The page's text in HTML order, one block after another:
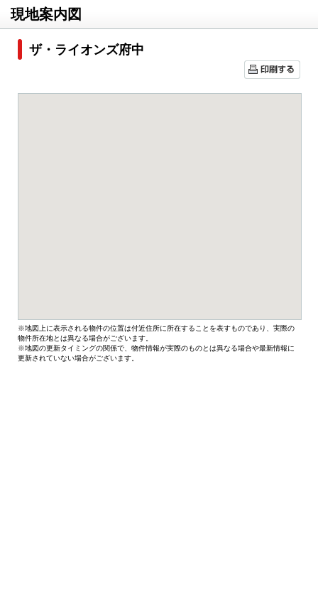
現地案内図
ザ・ライオンズ府中
※地図上に表示される物件の位置は付近住所に所在することを表すものであり、実際の
物件所在地とは異なる場合がございます。
※地図の更新タイミングの関係で、物件情報が実際のものとは異なる場合や最新情報に
更新されていない場合がございます。